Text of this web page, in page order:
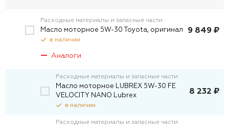
Расходные материалы и запасные части
Масло моторное 5W-30 Toyota, оригинал
в наличии
9 849 ₽
Аналоги
Расходные материалы и запасные части
Масло моторное LUBREX 5W-30 FE
VELOCITY NANO Lubrex
в наличии
8 232 ₽
Расходные материалы и запасные части